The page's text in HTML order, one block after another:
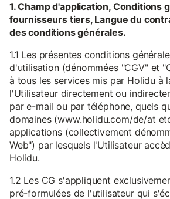
1. Champ d'application, Conditions
fournisseurs tiers, Langue du
des conditions générales.
1.1 Les présentes conditions
d'utilisation (dénommées "CGV" et
à tous les services mis par Holidu à
l'Utilisateur directement ou
par e-mail ou par téléphone, quels
domaines (www.holidu.com/de/at
applications (collectivement
Web") par lesquels l'Utilisateur
Holidu.
1.2 Les CG s'appliquent
pré-formulées de l'utilisateur qui